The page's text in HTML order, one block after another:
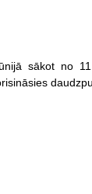
sākot no